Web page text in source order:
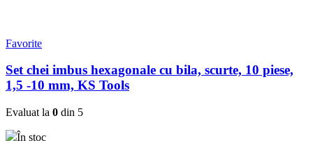
Favorite
Set chei imbus hexagonale cu bila, scurte, 10 piese,
1,5 -10 mm, KS Tools
Evaluat la 0 din 5
În stoc